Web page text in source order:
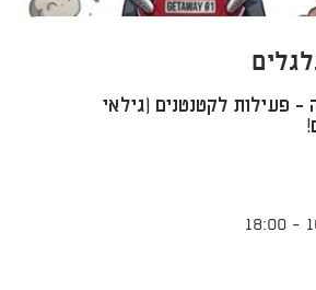
- פעילות לקטנטנים (גילאי
-
18:00